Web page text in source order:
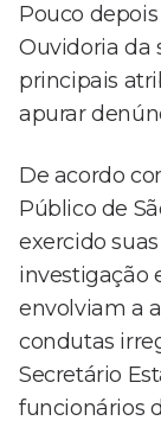
Pouco
Ouvidoria da
principais
apurar
De acordo
Público de
exercido
investigação
envolviam a
condutas
Secretário
funcionários